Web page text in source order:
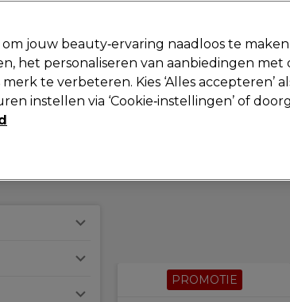
Merken Deals Haar Elektra Beauty Salon
geleverd*
PROMOTIE
jouw beauty‑ervaring naadloos te
het personaliseren van aanbiedingen
te verbeteren. Kies ‘Alles accepteren’
instellen via ‘Cookie‑instellingen’ of